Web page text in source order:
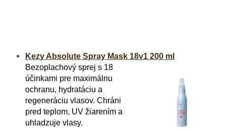
Kezy Absolute Spray Mask 18v1 200 ml
Bezoplachový sprej s 18
účinkami pre maximálnu
ochranu, hydratáciu a
regeneráciu vlasov. Chráni
pred teplom, UV žiarením a
uhladzuje vlasy.